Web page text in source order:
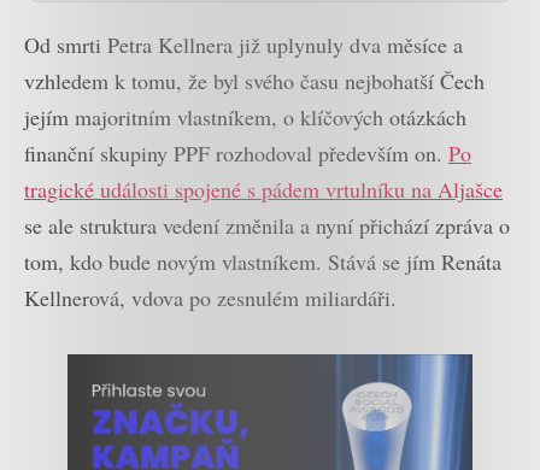
Od smrti Petra Kellnera již uplynuly dva měsíce a
vzhledem k tomu, že byl svého času nejbohatší Čech
jejím majoritním vlastníkem, o klíčových otázkách
finanční skupiny PPF rozhodoval především on. Po
tragické události spojené s pádem vrtulníku na Aljašce
se ale struktura vedení změnila a nyní přichází zpráva o
tom, kdo bude novým vlastníkem. Stává se jím Renáta
Kellnerová, vdova po zesnulém miliardáři.